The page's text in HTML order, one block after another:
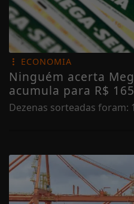
ECONOMIA
Ninguém acerta
acumula para R$
Dezenas sorteadas foram: